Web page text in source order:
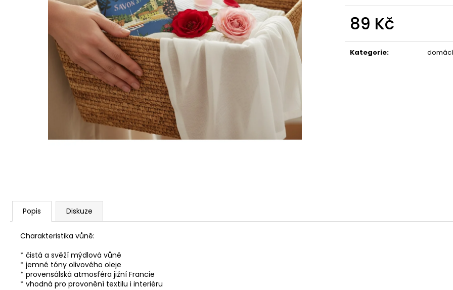
89 Kč
cena:
Kategorie:
Popis Diskuze
Charakteristika vůně:
* čistá a svěží mýdlová vůně
* jemné tóny olivového oleje
* provensálská atmosféra jižní Francie
* vhodná pro provonění textilu i interiéru
STABILIZOVANÁ KVĚTINA, VĚČNÁ RŮŽE
ANDĚL
STABILIZOVANÁ KVĚTINA, VĚČNÁ RŮŽE
ANDĚL
389 Kč
398 Kč